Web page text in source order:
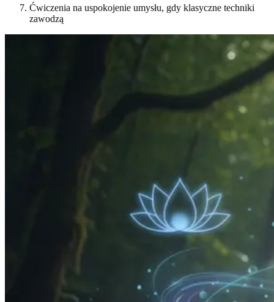
Ćwiczenia na uspokojenie umysłu, gdy klasyczne techniki
zawodzą